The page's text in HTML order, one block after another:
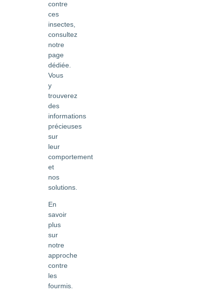
contre
ces
insectes,
consultez
notre
page
dédiée.
Vous
y
trouverez
des
informations
précieuses
sur
leur
comportement
et
nos
solutions.
En
savoir
plus
sur
notre
approche
contre
les
fourmis.